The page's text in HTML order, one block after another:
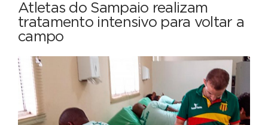
Atletas do Sampaio realizam
tratamento intensivo para voltar a
campo